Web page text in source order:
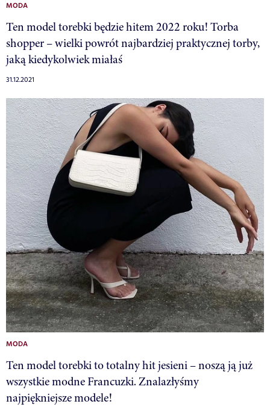
MODA
Ten model torebki będzie hitem 2022 roku! Torba
shopper – wielki powrót najbardziej praktycznej torby,
jaką kiedykolwiek miałaś
31.12.2021
MODA
Ten model torebki to totalny hit jesieni – noszą ją już
wszystkie modne Francuzki. Znalazłyśmy
najpiękniejsze modele!